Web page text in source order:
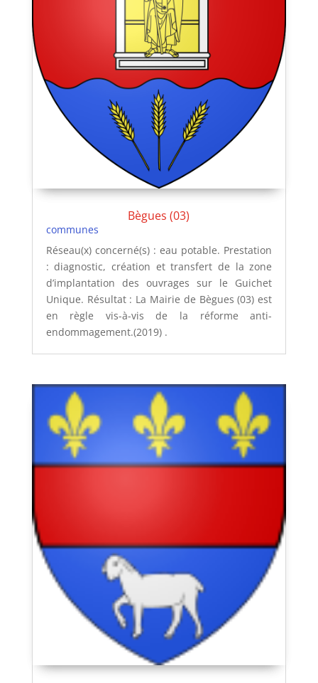
Bègues (03)
communes
Réseau(x) concerné(s) : eau potable. Prestation
: diagnostic, création et transfert de la zone
d’implantation des ouvrages sur le Guichet
Unique. Résultat : La Mairie de Bègues (03) est
en règle vis-à-vis de la réforme anti-
endommagement.(2019) .